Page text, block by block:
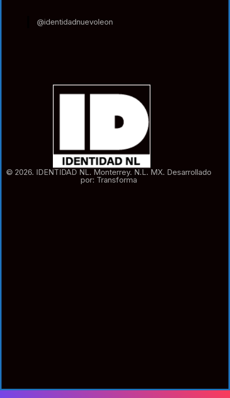
@identidadnuevoleon
© 2026. IDENTIDAD NL. Monterrey. N.L. MX. Desarrollado
por: Transforma